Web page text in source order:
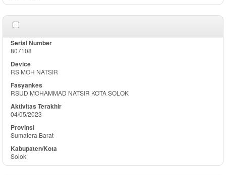
807108
RS MOH NATSIR
RSUD MOHAMMAD NATSIR KOTA SOLOK
04/05/2023
Sumatera Barat
Solok